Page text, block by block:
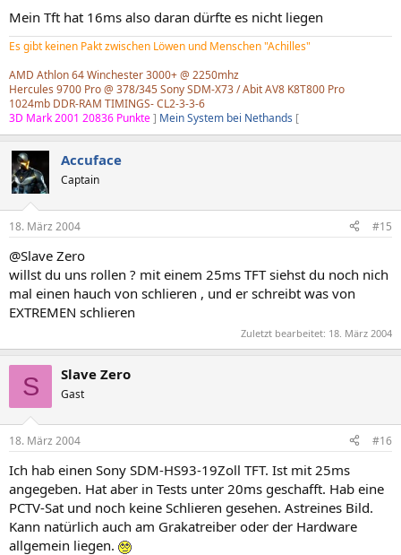
Mein Tft hat 16ms also daran dürfte es nicht liegen
Es gibt keinen Pakt zwischen Löwen und Menschen "Achilles"
AMD Athlon 64 Winchester 3000+ @ 2250mhz
Hercules 9700 Pro @ 378/345 Sony SDM-X73 / Abit AV8 K8T800 Pro
1024mb DDR-RAM TIMINGS- CL2-3-3-6
3D Mark 2001 20836 Punkte] Mein System bei Nethands [
Accuface
Captain
18. März 2004 #15
@Slave Zero
willst du uns rollen ? mit einem 25ms TFT siehst du noch nich
mal einen hauch von schlieren , und er schreibt was von
EXTREMEN schlieren
Zuletzt bearbeitet: 18. März 2004
S Slave Zero
Gast
18. März 2004 #16
Ich hab einen Sony SDM-HS93-19Zoll TFT. Ist mit 25ms
angegeben. Hat aber in Tests unter 20ms geschafft. Hab eine
PCTV-Sat und noch keine Schlieren gesehen. Astreines Bild.
Kann natürlich auch am Grakatreiber oder der Hardware
allgemein liegen.